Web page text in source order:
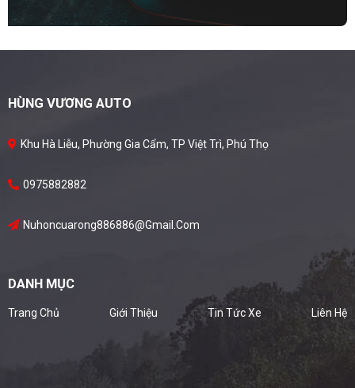
HÙNG VƯƠNG AUTO
Khu Hà Liễu, Phường Gia Cẩm, TP Việt Trì, Phú Thọ
0975882882
Nuhoncuarong886886@gmail.com
DANH MỤC
Trang Chủ Giới Thiệu Tin Tức Xe Liên Hệ